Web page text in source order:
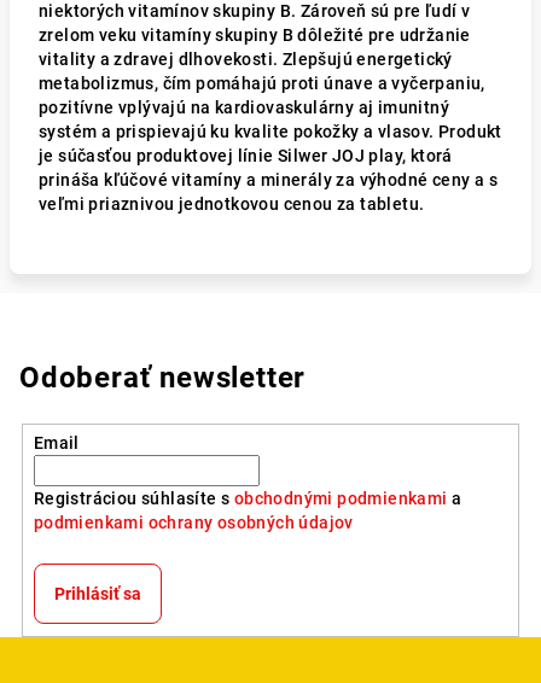
niektorých vitamínov skupiny B. Zároveň sú pre ľudí v
zrelom veku vitamíny skupiny B dôležité pre udržanie
vitality a zdravej dlhovekosti. Zlepšujú energetický
metabolizmus, čím pomáhajú proti únave a vyčerpaniu,
pozitívne vplývajú na kardiovaskulárny aj imunitný
systém a prispievajú ku kvalite pokožky a vlasov. Produkt
je súčasťou produktovej línie Silwer JOJ play, ktorá
prináša kľúčové vitamíny a minerály za výhodné ceny a s
veľmi priaznivou jednotkovou cenou za tabletu.
Odoberať newsletter
Email
Registráciou súhlasíte s obchodnými podmienkami a
podmienkami ochrany osobných údajov
Prihlásiť sa